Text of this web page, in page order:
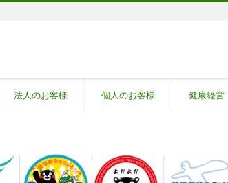
法人のお客様 個人のお客様 健康経営